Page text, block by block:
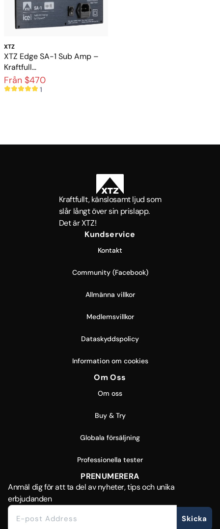
XTZ
XTZ Edge SA-1 Sub Amp –
Kraftfull
subwooferförstärkare med
DSP och ICEpower®
Från $470
1
Kraftfullt, känslosamt ljud som
slår långt över sin prislapp.
Det är XTZ!
Kundservice
Kontakt
Community (Facebook)
Allmänna villkor
Medlemsvillkor
Dataskyddspolicy
Information om cookies
Om Oss
Om oss
Buy & Try
Globala försäljning
Professionella tester
PRENUMERERA
Anmäl dig för att ta del av nyheter, tips och unika
erbjudanden
Skicka